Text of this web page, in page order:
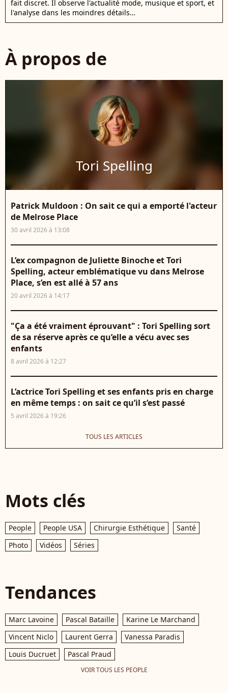
fait discret. Il observe l'actualité mode, musique et sport, et
l'analyse dans les moindres détails…
À propos de
Tori Spelling
Patrick Muldoon : On sait ce qui a emporté l'acteur
de Melrose Place
30 avril 2026 à 13:08
L’ex compagnon de Juliette Binoche et Tori
Spelling, acteur emblématique vu dans Melrose
Place, s’en est allé à 57 ans
20 avril 2026 à 14:17
"Ça a été vraiment éprouvant" : Tori Spelling sort
de sa réserve après ce qu’elle a vécu avec ses
enfants
8 avril 2026 à 12:27
L’actrice Tori Spelling et ses enfants pris en charge
en même temps : on sait ce qu’il s’est passé
5 avril 2026 à 19:26
TOUS LES ARTICLES
Mots clés
People People USA Chirurgie Esthétique
Santé
Photo
Vidéos Séries
Tendances
Marc Lavoine Pascal Bataille
Karine Le Marchand
Vincent Niclo
Laurent Gerra
Vanessa Paradis
Louis Ducruet
Pascal Praud
VOIR TOUS LES PEOPLE